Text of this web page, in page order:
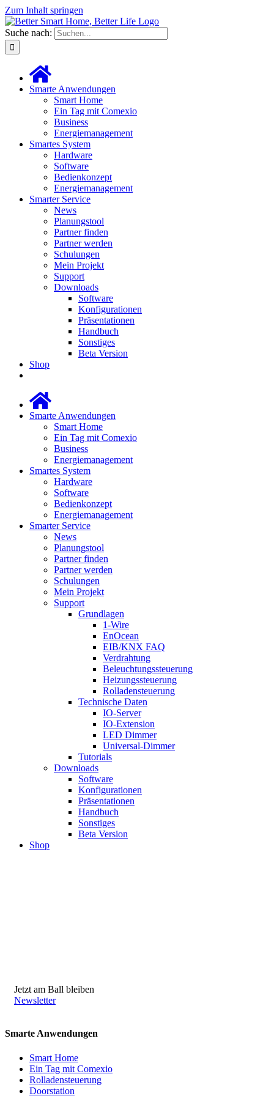
Zum Inhalt springen
Suche nach:
Smarte Anwendungen
Smart Home
Ein Tag mit Comexio
Business
Energiemanagement
Smartes System
Hardware
Software
Bedienkonzept
Energiemanagement
Smarter Service
News
Planungstool
Partner finden
Partner werden
Schulungen
Mein Projekt
Support
Downloads
Software
Konfigurationen
Präsentationen
Handbuch
Sonstiges
Beta Version
Shop
Smarte Anwendungen
Smart Home
Ein Tag mit Comexio
Business
Energiemanagement
Smartes System
Hardware
Software
Bedienkonzept
Energiemanagement
Smarter Service
News
Planungstool
Partner finden
Partner werden
Schulungen
Mein Projekt
Support
Grundlagen
1-Wire
EnOcean
EIB/KNX FAQ
Verdrahtung
Beleuchtungssteuerung
Heizungssteuerung
Rolladensteuerung
Technische Daten
IO-Server
IO-Extension
LED Dimmer
Universal-Dimmer
Tutorials
Downloads
Software
Konfigurationen
Präsentationen
Handbuch
Sonstiges
Beta Version
Shop
Jetzt am Ball bleiben
Newsletter
Smarte Anwendungen
Smart Home
Ein Tag mit Comexio
Rolladensteuerung
Doorstation